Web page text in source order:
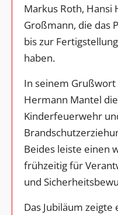
Markus Roth, Hansi
Großmann, die das
bis zur
haben.
In seinem
Hermann Mantel
Kinderfeuerwehr
Beides leiste einen
frühzeitig für
und
Das Jubiläum zeigte